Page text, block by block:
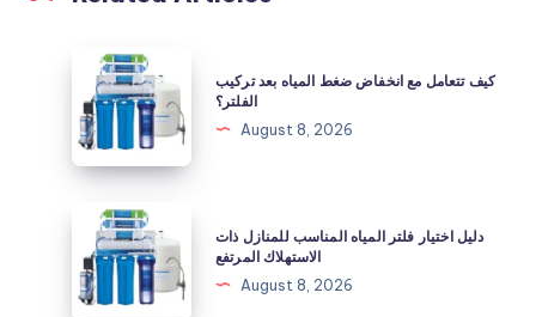
كيف
تتعامل
مع
انخفاض
ضغط
المياه
تركيب
الفلتر؟
كيف تتعامل مع انخفاض ضغط المياه بعد تركيب
الفلتر؟
August 8, 2026
دليل
اختيار
فلتر
المياه
دليل اختيار فلتر المياه المناسب للمنازل ذات
الاستهلاك المرتفع
August 8, 2026